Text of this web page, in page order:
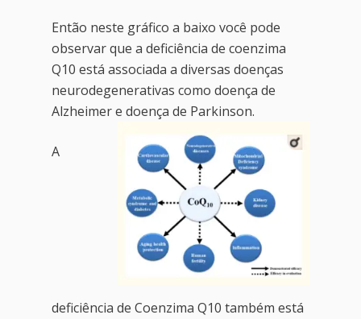
Então neste gráfico a baixo você pode
observar que a deficiência de coenzima
Q10 está associada a diversas doenças
neurodegenerativas como doença de
Alzheimer e doença de Parkinson.
A
deficiência de Coenzima Q10 também está